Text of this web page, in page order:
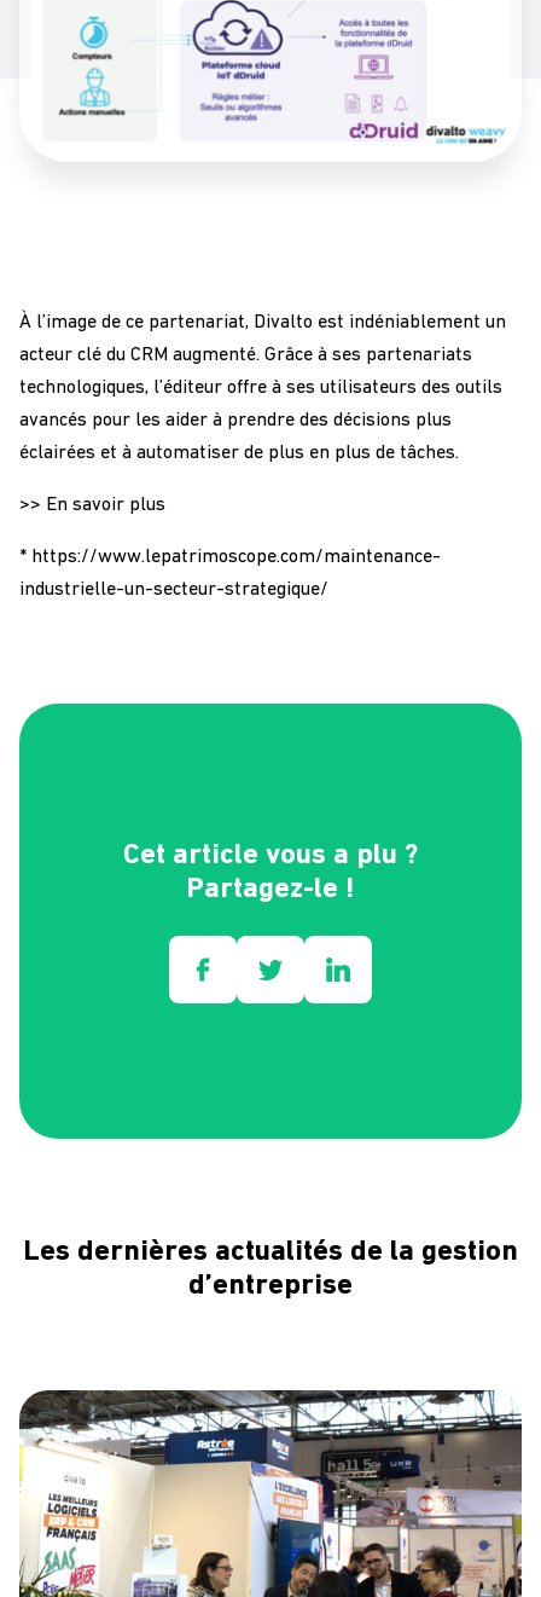
À l’image de ce partenariat, Divalto est indéniablement un
acteur clé du CRM augmenté. Grâce à ses partenariats
technologiques, l’éditeur offre à ses utilisateurs des outils
avancés pour les aider à prendre des décisions plus
éclairées et à automatiser de plus en plus de tâches.
>> En savoir plus
* https://www.lepatrimoscope.com/maintenance-
industrielle-un-secteur-strategique/
Cet article vous a plu ?
Partagez-le !
Les dernières actualités de la gestion
d’entreprise